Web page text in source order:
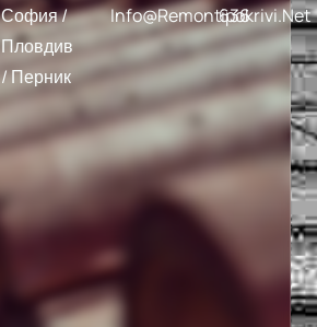
София /
Пловдив
/ Перник
Info@remontipokrivi.net
636